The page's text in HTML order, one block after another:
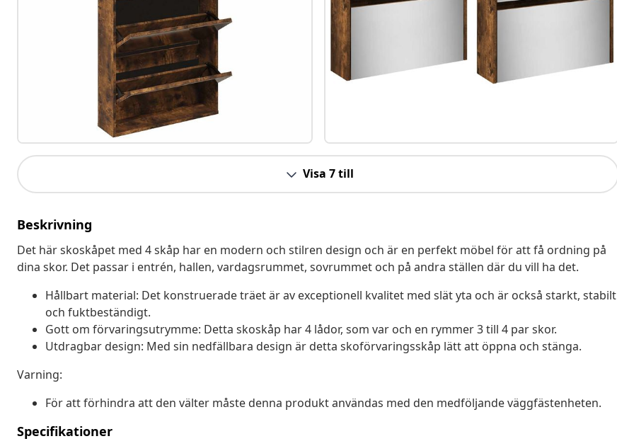
Visa 7 till
Beskrivning
Det här skoskåpet med 4 skåp har en modern och stilren design och är en perfekt möbel för att få ordning på
dina skor. Det passar i entrén, hallen, vardagsrummet, sovrummet och på andra ställen där du vill ha det.
Hållbart material: Det konstruerade träet är av exceptionell kvalitet med slät yta och är också starkt, stabilt
och fuktbeständigt.
Gott om förvaringsutrymme: Detta skoskåp har 4 lådor, som var och en rymmer 3 till 4 par skor.
Utdragbar design: Med sin nedfällbara design är detta skoförvaringsskåp lätt att öppna och stänga.
Varning:
För att förhindra att den välter måste denna produkt användas med den medföljande väggfästenheten.
Specifikationer